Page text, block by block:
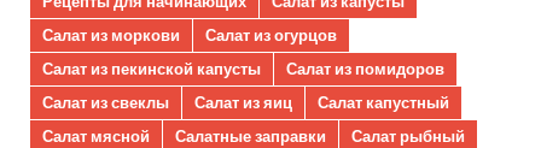
Салат из моркови
Салат из огурцов
Салат из пекинской капусты
Салат из помидоров
Салат из свеклы
Салат из яиц
Салат капустный
Салат мясной
Салатные заправки
Салат рыбный